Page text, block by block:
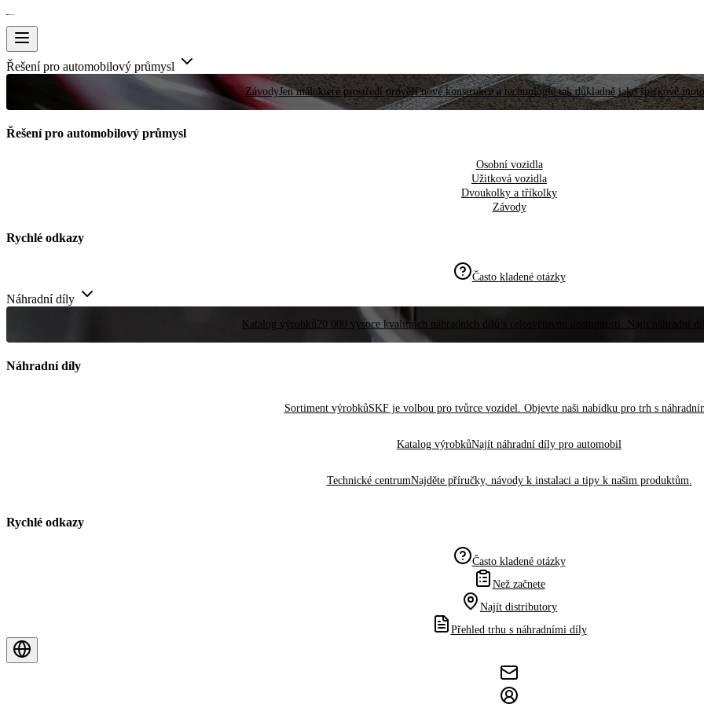
Řešení pro automobilový průmysl
ZávodyJen málokteré prostředí prověří nové konstrukce a technologie tak důkladně jako špičkové
Řešení pro automobilový průmysl
Osobní vozidla
Užitková vozidla
Dvoukolky a tříkolky
Závody
Rychlé odkazy
Často kladené otázky
Náhradní díly
Katalog výrobků20 000 vysoce kvalitních náhradních dílů s celosvětovou dostupností. Najít náhradní
Náhradní díly
Sortiment výrobkůSKF je volbou pro tvůrce vozidel. Objevte naši nabídku pro trh s
Katalog výrobkůNajít náhradní díly pro automobil
Technické centrumNajděte příručky, návody k instalaci a tipy k našim produktům.
Rychlé odkazy
Často kladené otázky
Než začnete
Najít distributory
Přehled trhu s náhradními díly